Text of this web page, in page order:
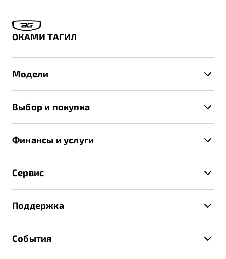
ОКАМИ ТАГИЛ
Модели
X70
Выбор и покупка
Спецпредложения и Акции
Записаться на тест-драйв
Получить предложение
Финансы и услуги
Трейд-ин
Страхование
Расчет КАСКО
Сервис
Руководство по эксплуатации
Техническое обслуживание
Калькулятор ТО
Поддержка
События